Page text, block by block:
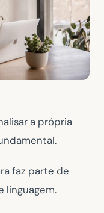
a própria
faz parte de
linguagem.